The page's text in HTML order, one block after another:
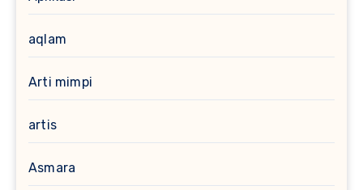
aqlam
Arti mimpi
artis
Asmara